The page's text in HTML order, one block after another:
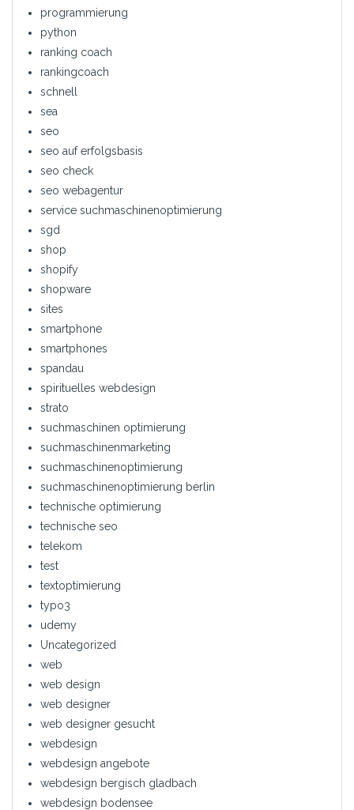
programmierung
python
ranking coach
rankingcoach
schnell
sea
seo
seo auf erfolgsbasis
seo check
seo webagentur
service suchmaschinenoptimierung
sgd
shop
shopify
shopware
sites
smartphone
smartphones
spandau
spirituelles webdesign
strato
suchmaschinen optimierung
suchmaschinenmarketing
suchmaschinenoptimierung
suchmaschinenoptimierung berlin
technische optimierung
technische seo
telekom
test
textoptimierung
typo3
udemy
Uncategorized
web
web design
web designer
web designer gesucht
webdesign
webdesign angebote
webdesign bergisch gladbach
webdesign bodensee